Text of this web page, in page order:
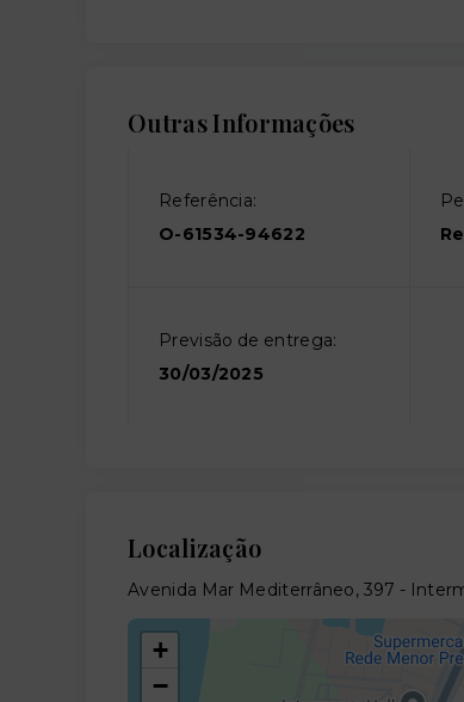
Outras Informações
Referência:
O-61534-94622
Previsão de entrega:
30/03/2025
Localização
Avenida Mar Mediterrâneo, 397 -
+
−